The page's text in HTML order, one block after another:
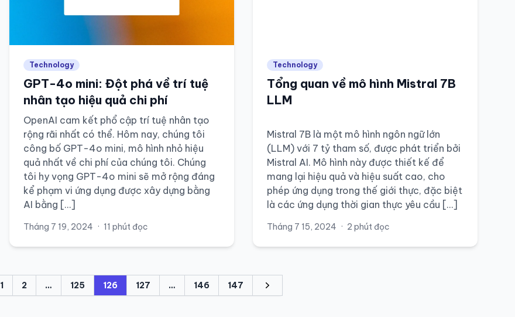
Technology
GPT-4o mini: Đột phá về trí tuệ
nhân tạo hiệu quả chi phí
OpenAI cam kết phổ cập trí tuệ nhân tạo
rộng rãi nhất có thể. Hôm nay, chúng tôi
công bố GPT-4o mini, mô hình nhỏ hiệu
quả nhất về chi phí của chúng tôi. Chúng
tôi hy vọng GPT-4o mini sẽ mở rộng đáng
kể phạm vi ứng dụng được xây dựng bằng
AI bằng […]
Tháng 7 19, 2024 · 11 phút đọc
Technology
Tổng quan về mô hình Mistral 7B
LLM
Mistral 7B là một mô hình ngôn ngữ lớn
(LLM) với 7 tỷ tham số, được phát triển bởi
Mistral AI. Mô hình này được thiết kế để
mang lại hiệu quả và hiệu suất cao, cho
phép ứng dụng trong thế giới thực, đặc biệt
là các ứng dụng thời gian thực yêu cầu […]
Tháng 7 15, 2024 · 2 phút đọc
1 2 … 125 126 127 … 146 147